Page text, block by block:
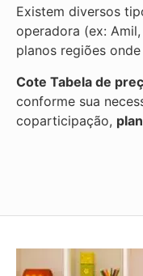
Existem diversos
operadora (ex:
planos regiões
Cote Tabela de
conforme sua
coparticipação,